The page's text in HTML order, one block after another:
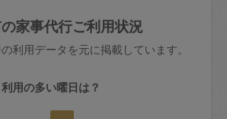
による当日キャンセル＝依頼
＋交通費全額
日時／土曜日午前9時開始の場
損害保険の対象外となるので
さい。
ちらも参照ください：初めて
か？
家事代行ご利用状況
利用データを元に掲載しています。
利用の多い曜日は？